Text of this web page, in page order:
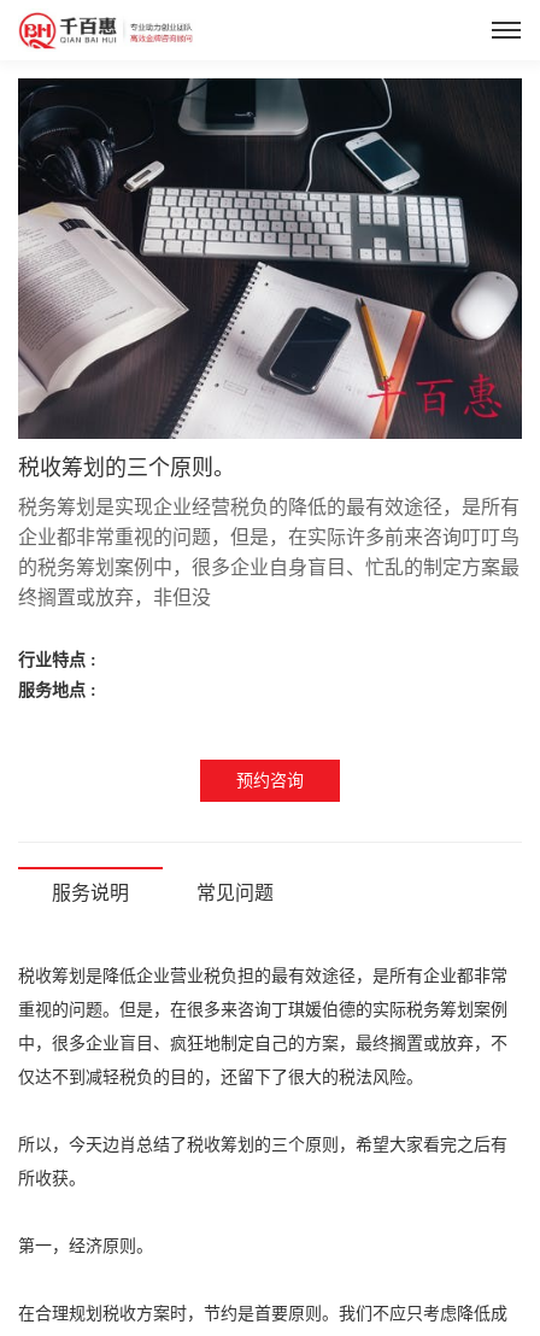
税收筹划的三个原则。
税务筹划是实现企业经营税负的降低的最有效途径，是所有
企业都非常重视的问题，但是，在实际许多前来咨询叮叮鸟
的税务筹划案例中，很多企业自身盲目、忙乱的制定方案最
终搁置或放弃，非但没
行业特点 :
服务地点 :
预约咨询
服务说明 常见问题
税收筹划是降低企业营业税负担的最有效途径，是所有企业都非常
重视的问题。但是，在很多来咨询丁琪媛伯德的实际税务筹划案例
中，很多企业盲目、疯狂地制定自己的方案，最终搁置或放弃，不
仅达不到减轻税负的目的，还留下了很大的税法风险。
所以，今天边肖总结了税收筹划的三个原则，希望大家看完之后有
所收获。
第一，经济原则。
在合理规划税收方案时，节约是首要原则。我们不应只考虑降低成